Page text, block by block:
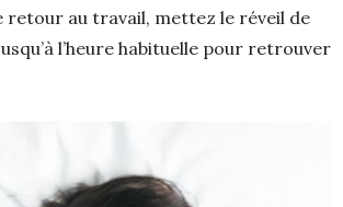
retour au travail, mettez le réveil de
l’heure habituelle pour retrouver